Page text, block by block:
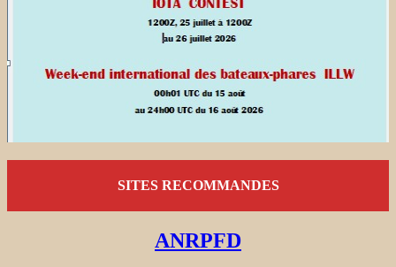
SITES RECOMMANDES
ANRPFD